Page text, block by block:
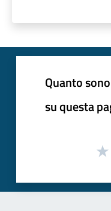
Quanto
su questa